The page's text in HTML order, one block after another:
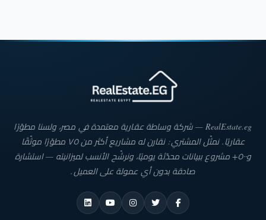
إلى أن تكون الخيار الأول للعملاء الباحثين عن تجارب عيش فريدة ومستدامة في جميع
RealEstate.eg — شركة وساطة عقارية معتمدة في مصر، ولسنا مطوّرًا
عقاريًا. نمثّل المشتري: نقارن له مشاريع أكثر من ٧٥ مطوّرًا موثّقًا
و٥٠٠+ مشروع ببيانات محدّثة يوميًا، ونرشّح الأنسب لميزانيته — استشارة
صادقة بدون أي عمولة على العميل.